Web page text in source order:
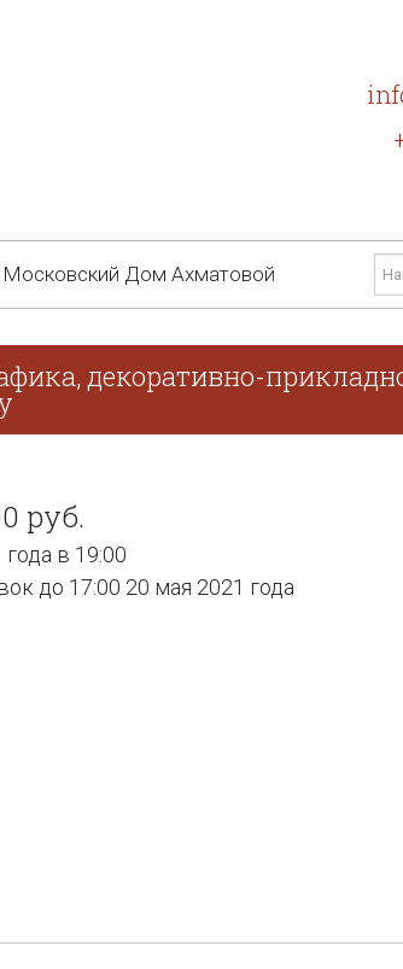
Московский Дом Ахматовой
декоративно-
руб.
в 19:00
до 17:00 20 мая 2021 года